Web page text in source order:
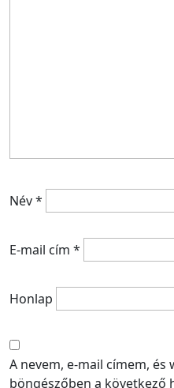
Név*
E-mail cím *
Honlap
A nevem, e-mail címem,
böngészőben a következő